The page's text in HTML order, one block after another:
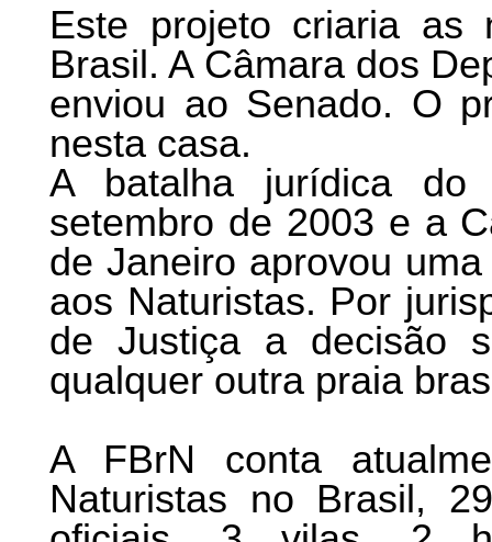
Este projeto criaria as
Brasil. A Câmara dos
enviou ao Senado. O
nesta casa.
A batalha jurídica
setembro de 2003 e a
de Janeiro aprovou
aos Naturistas. Por
de Justiça a decisão
qualquer outra praia
A FBrN conta
Naturistas no Brasil,